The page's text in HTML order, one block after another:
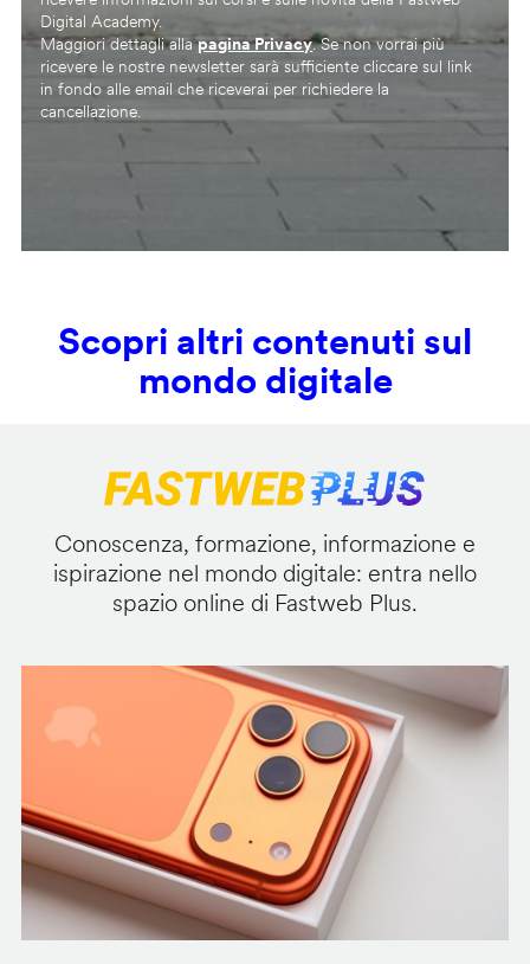
Digital Academy.
Maggiori dettagli allapagina Privacy. Se non vorrai più
ricevere le nostre newsletter sarà sufficiente cliccare sul link
in fondo alle email che riceverai per richiedere la
cancellazione.
Scopri altri contenuti sul
mondo digitale
Conoscenza, formazione, informazione e
ispirazione nel mondo digitale: entra nello
spazio online di Fastweb Plus.